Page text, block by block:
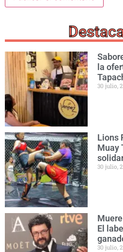
la
30 julio,
Lions
Muay
30 julio,
El
30 julio,